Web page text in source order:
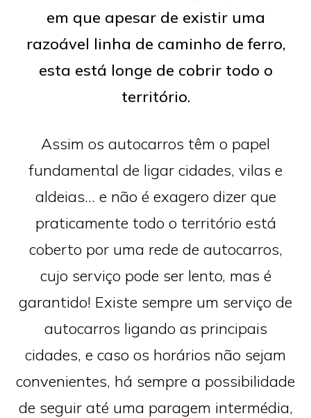
em que apesar de existir uma
razoável linha de caminho de ferro,
esta está longe de cobrir todo o
território.
Assim os autocarros têm o papel
fundamental de ligar cidades, vilas e
aldeias… e não é exagero dizer que
praticamente todo o território está
coberto por uma rede de autocarros,
cujo serviço pode ser lento, mas é
garantido! Existe sempre um serviço de
autocarros ligando as principais
cidades, e caso os horários não sejam
convenientes, há sempre a possibilidade
de seguir até uma paragem intermédia,